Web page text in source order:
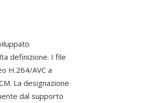
definizione. I file
H.264/AVC a
La designazione
dal supporto